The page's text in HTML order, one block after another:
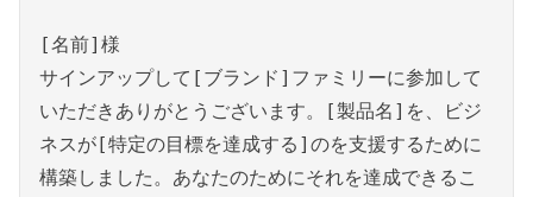
[名前]様
サインアップして[ブランド]ファミリーに参加して
いただきありがとうございます。[製品名]を、ビジ
ネスが[特定の目標を達成する]のを支援するために
構築しました。あなたのためにそれを達成できるこ